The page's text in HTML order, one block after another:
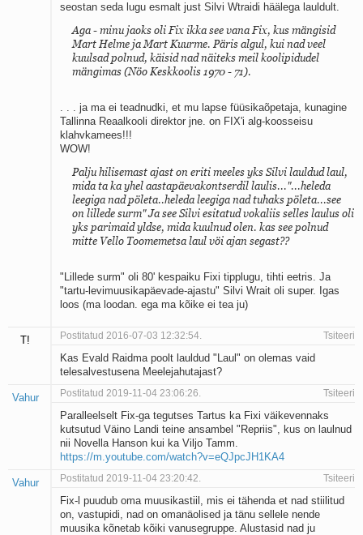
seostan seda lugu esmalt just Silvi Wtraidi häälega lauldult.
Aga - minu jaoks oli Fix ikka see vana Fix, kus mängisid
Mart Helme ja Mart Kuurme. Päris algul, kui nad veel
kuulsad polnud, käisid nad näiteks meil koolipidudel
mängimas (Nöo Keskkoolis 1970 - 71).
. . . ja ma ei teadnudki, et mu lapse füüsikaõpetaja, kunagine
Tallinna Reaalkooli direktor jne. on FIX'i alg-koosseisu
klahvkamees!!!
WOW!
Palju hilisemast ajast on eriti meeles yks Silvi lauldud laul,
mida ta ka yhel aastapäevakontserdil laulis..."...heleda
leegiga nad pöleta..heleda leegiga nad tuhaks pöleta...see
on lillede surm" Ja see Silvi esitatud vokaliis selles laulus oli
yks parimaid yldse, mida kuulnud olen. kas see polnud
mitte Vello Toomemetsa laul vöi ajan segast??
"Lillede surm" oli 80' kespaiku Fixi tipplugu, tihti eetris. Ja
"tartu-levimuusikapäevade-ajastu" Silvi Wrait oli super. Igas
loos (ma loodan. ega ma kõike ei tea ju)
T! Postitatud 2016-07-03 12:32:54. Tsiteeri
Kas Evald Raidma poolt lauldud "Laul" on olemas vaid
telesalvestusena Meelejahutajast?
Vahur Postitatud 2019-11-04 23:06:26. Tsiteeri
Paralleelselt Fix-ga tegutses Tartus ka Fixi väikevennaks
kutsutud Väino Landi teine ansambel "Repriis", kus on laulnud
nii Novella Hanson kui ka Viljo Tamm.
https://m.youtube.com/watch?v=eQJpcJH1KA4
Vahur Postitatud 2019-11-04 23:20:42. Tsiteeri
Fix-l puudub oma muusikastiil, mis ei tähenda et nad stiilitud
on, vastupidi, nad on omanäolised ja tänu sellele nende
muusika kõnetab kõiki vanusegruppe. Alustasid nad ju